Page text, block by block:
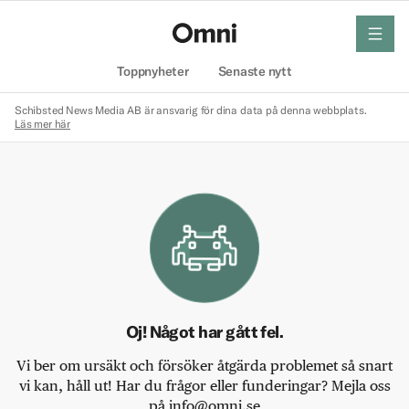
Toppnyheter Senaste nytt
meny
Schibsted News Media AB är ansvarig för dina data på denna webbplats.
Läs mer här
Oj! Något har gått fel.
Vi ber om ursäkt och försöker åtgärda problemet så snart
vi kan, håll ut! Har du frågor eller funderingar? Mejla oss